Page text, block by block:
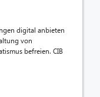
digital anbieten
von
befreien. CIB